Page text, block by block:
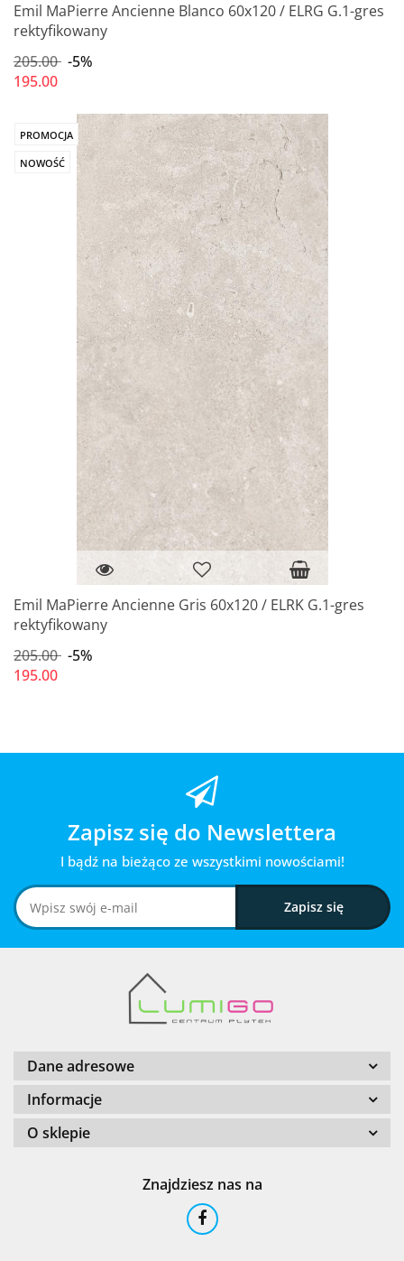
Emil MaPierre Ancienne Blanco 60x120 / ELRG G.1-gres
rektyfikowany
205.00 -5%
195.00
PROMOCJA
NOWOŚĆ
Emil MaPierre Ancienne Gris 60x120 / ELRK G.1-gres
rektyfikowany
205.00 -5%
195.00
Zapisz się do Newslettera
I bądź na bieżąco ze wszystkimi nowościami!
Dane adresowe
Informacje
O sklepie
Znajdziesz nas na